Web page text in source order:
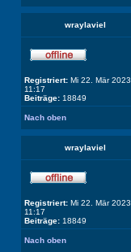
wraylaviel
Registriert: Mi 22. Mär 2023,
11:17
Beiträge: 18849
Nach oben
wraylaviel
Registriert: Mi 22. Mär 2023,
11:17
Beiträge: 18849
Nach oben